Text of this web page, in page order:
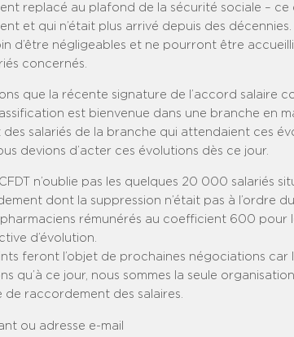
replacé au plafond de la sécurité sociale – ce
et qui n’était plus arrivé depuis des
d’être négligeables et ne pourront être
concernés.
que la récente signature de l’accord salaire
est bienvenue dans une branche en
des salariés de la branche qui attendaient ces
devions d’acter ces évolutions dès ce jour.
n’oublie pas les quelques 20 000 salariés
dont la suppression n’était pas à l’ordre
rémunérés au coefficient 600 pour
d’évolution.
feront l’objet de prochaines négociations car
qu’à ce jour, nous sommes la seule
de raccordement des salaires.
ou adresse e-mail